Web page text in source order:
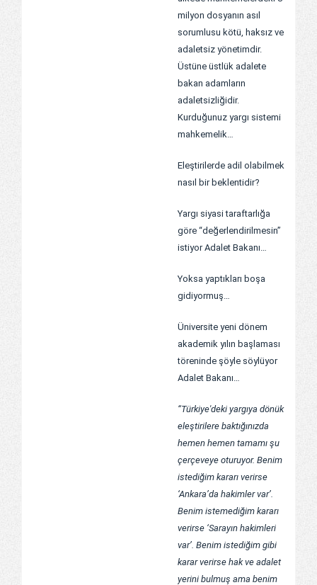
milyon dosyanın asıl
sorumlusu kötü, haksız ve
adaletsiz yönetimdir.
Üstüne üstlük adalete
bakan adamların
adaletsizliğidir.
Kurduğunuz yargı sistemi
mahkemelik…
Eleştirilerde adil olabilmek
nasıl bir beklentidir?
Yargı siyasi taraftarlığa
göre “değerlendirilmesin”
istiyor Adalet Bakanı…
Yoksa yaptıkları boşa
gidiyormuş…
Üniversite yeni dönem
akademik yılın başlaması
töreninde şöyle söylüyor
Adalet Bakanı…
“Türkiye'deki yargıya dönük
eleştirilere baktığınızda
hemen hemen tamamı şu
çerçeveye oturuyor. Benim
istediğim kararı verirse
‘Ankara’da hakimler var’.
Benim istemediğim kararı
verirse ‘Sarayın hakimleri
var’. Benim istediğim gibi
karar verirse hak ve adalet
yerini bulmuş ama benim